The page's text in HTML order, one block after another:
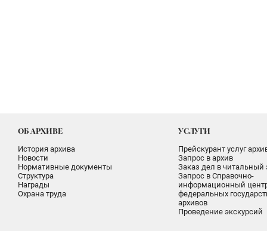
ОБ АРХИВЕ
История архива
Новости
Нормативные документы
Структура
Награды
Охрана труда
УСЛУГИ
Прейскурант услуг
Запрос в архив
Заказ дел в читальный
Запрос в Справочно-
информационный
федеральных
архивов
Проведение экскурсий